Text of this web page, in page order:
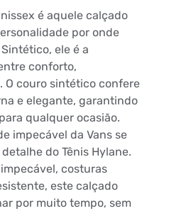
é aquele calçado
por onde
ele é a
conforto,
O couro sintético confere
e elegante, garantindo
qualquer ocasião.
impecável da Vans se
do Tênis Hylane.
costuras
este calçado
por muito tempo, sem